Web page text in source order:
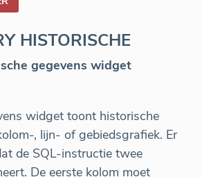
HISTORISCHE
gegevens widget
widget toont historische
, lijn- of gebiedsgrafiek. Er
de SQL-instructie twee
De eerste kolom moet